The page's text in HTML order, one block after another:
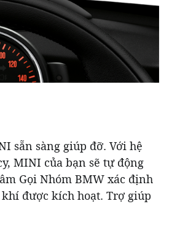
sẵn sàng giúp đỡ. Với hệ
MINI của bạn sẽ tự động
Gọi Nhóm BMW xác định
được kích hoạt. Trợ giúp